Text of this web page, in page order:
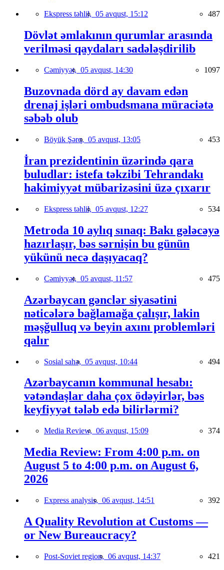
Ekspress təhlil, 05 avqust, 15:12 487
Dövlət əmlakının qurumlar arasında
verilməsi qaydaları sadələşdirilib
Cəmiyyət, 05 avqust, 14:30 1097
Buzovnada dörd ay davam edən
drenaj işləri ombudsmana müraciətə
səbəb olub
Böyük Şərq, 05 avqust, 13:05 453
İran prezidentinin üzərində qara
buludlar: istefa təkzibi Tehrandakı
hakimiyyət mübarizəsini üzə çıxarır
Ekspress təhlil, 05 avqust, 12:27 534
Metroda 10 aylıq sınaq: Bakı gələcəyə
hazırlaşır, bəs sərnişin bu günün
yükünü necə daşıyacaq?
Cəmiyyət, 05 avqust, 11:57 475
Azərbaycan gənclər siyasətini
nəticələrə bağlamağa çalışır, lakin
məşğulluq və beyin axını problemləri
qalır
Sosial sahə, 05 avqust, 10:44 494
Azərbaycanın kommunal hesabı:
vətəndaşlar daha çox ödəyirlər, bəs
keyfiyyət tələb edə bilirlərmi?
Media Review, 06 avqust, 15:09 374
Media Review: From 4:00 p.m. on
August 5 to 4:00 p.m. on August 6,
2026
Express analysis, 06 avqust, 14:51 392
A Quality Revolution at Customs —
or New Bureaucracy?
Post-Soviet region, 06 avqust, 14:37 421